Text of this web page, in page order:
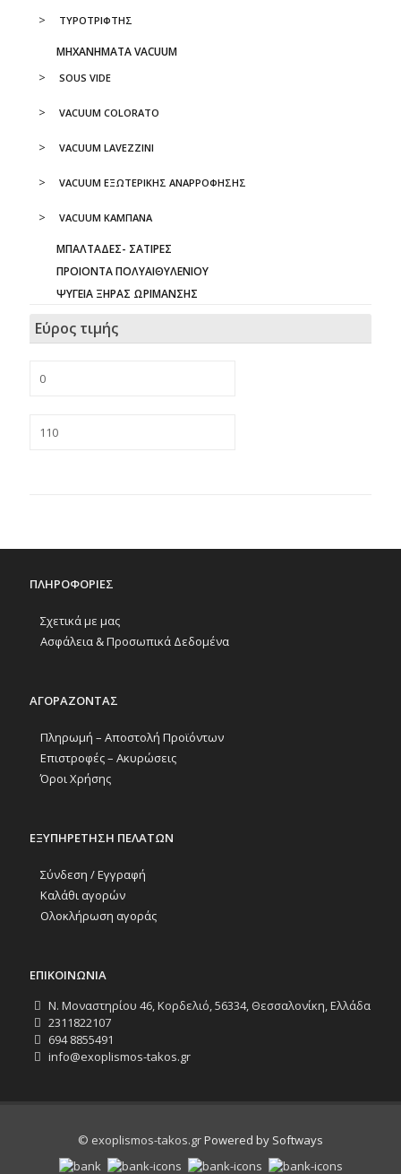
ΤΥΡΟΤΡΙΦΤΗΣ
ΜΗΧΑΝΗΜΑΤΑ VACUUM
SOUS VIDE
VACUUM COLORATO
VACUUM LAVEZZINI
VACUUM ΕΞΩΤΕΡΙΚΗΣ ΑΝΑΡΡΟΦΗΣΗΣ
VACUUM ΚΑΜΠΑΝΑ
ΜΠΑΛΤΑΔΕΣ- ΣΑΤΙΡΕΣ
ΠΡΟΙΟΝΤΑ ΠΟΛΥΑΙΘΥΛΕΝΙΟΥ
ΨΥΓΕΙΑ ΞΗΡΑΣ ΩΡΙΜΑΝΣΗΣ
Εύρος τιμής
ΠΛΗΡΟΦΟΡΙΕΣ
Σχετικά με μας
Ασφάλεια & Προσωπικά Δεδομένα
ΑΓΟΡΑΖΟΝΤΑΣ
Πληρωμή – Αποστολή Προϊόντων
Επιστροφές – Ακυρώσεις
Όροι Χρήσης
ΕΞΥΠΗΡΕΤΗΣΗ ΠΕΛΑΤΩΝ
Σύνδεση / Εγγραφή
Καλάθι αγορών
Ολοκλήρωση αγοράς
ΕΠΙΚΟΙΝΩΝΙΑ
Ν. Μοναστηρίου 46, Κορδελιό, 56334, Θεσσαλονίκη, Ελλάδα
2311822107
694 8855491
info@exoplismos-takos.gr
© exoplismos-takos.grPowered by Softways